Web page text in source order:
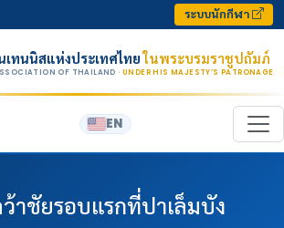
ระบบนักกีฬา
ทนนิสแห่งประเทศไทยในพระบรมราชูปถัมภ์
OF THAILAND · UNDER HIS MAJESTY’S PATRONAGE
EN
าชัยรอบแรกที่ปาเล็มบัง